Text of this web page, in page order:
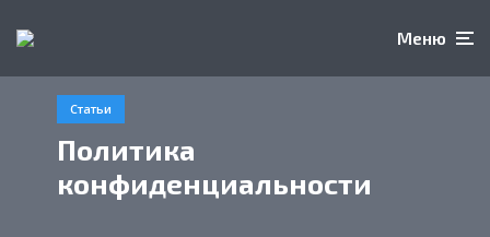
Меню
Статьи
Политика
конфиденциальности